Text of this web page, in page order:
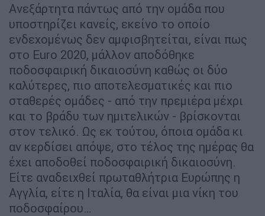
Ανεξάρτητα πάντως από την ομάδα που
υποστηρίζει κανείς, εκείνο το οποίο
ενδεχομένως δεν αμφισβητείται, είναι πως
στο Euro 2020, μάλλον αποδόθηκε
ποδοσφαιρική δικαιοσύνη καθώς οι δύο
καλύτερες, πιο αποτελεσματικές και πιο
σταθερές ομάδες - από την πρεμιέρα μέχρι
και το βράδυ των ημιτελικών - βρίσκονται
στον τελικό. Ως εκ τούτου, όποια ομάδα κι
αν κερδίσει απόψε, στο τέλος της ημέρας θα
έχει αποδοθεί ποδοσφαιρική δικαιοσύνη.
Είτε αναδειχθεί πρωταθλήτρια Ευρώπης η
Αγγλία, είτε η Ιταλία, θα είναι μια νίκη του
ποδοσφαίρου…